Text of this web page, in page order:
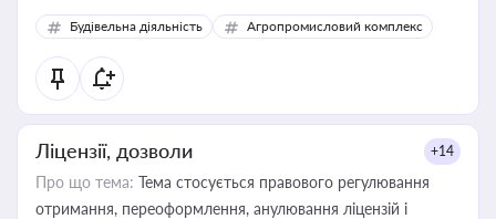
Будівельна діяльність Агропромисловий комплекс
Ліцензії, дозволи +14
Про що тема: Тема стосується правового регулювання
отримання, переоформлення, анулювання ліцензій і